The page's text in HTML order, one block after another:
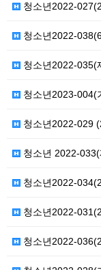
청소년2022-
청소년2022-
청소년2022-035(
청소년2023-004(
청소년2022-029
청소년 2022-
청소년2022-
청소년2022-
청소년2022-